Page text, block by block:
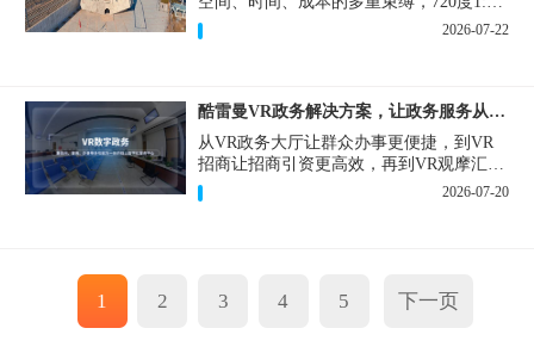
实景复刻的VR数字展厅，已经成为博物馆
数字化刚需新基建。
2026-07-22
酷雷曼VR政务解决方案，让政务服务从“看得见”开始
从VR政务大厅让群众办事更便捷，到VR
招商让招商引资更高效，再到VR观摩汇报
让政务成果更直观，酷雷曼VR政务解决方
案，解锁政务服务新体验，让服务从“看得
2026-07-20
1 2 3 4 5 下一页